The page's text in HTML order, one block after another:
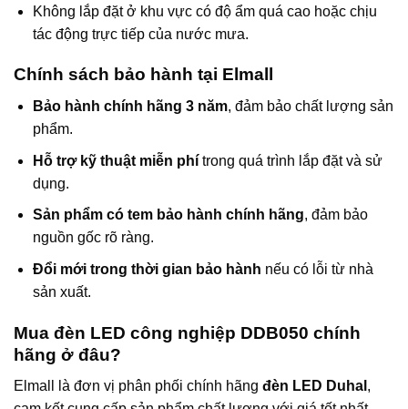
Không lắp đặt ở khu vực có độ ẩm quá cao hoặc chịu
tác động trực tiếp của nước mưa.
Chính sách bảo hành tại Elmall
Bảo hành chính hãng 3 năm, đảm bảo chất lượng sản
phẩm.
Hỗ trợ kỹ thuật miễn phítrong quá trình lắp đặt và sử
dụng.
Sản phẩm có tem bảo hành chính hãng, đảm bảo
nguồn gốc rõ ràng.
Đổi mới trong thời gian bảo hành nếu có lỗi từ nhà
sản xuất.
Mua đèn LED công nghiệp DDB050 chính
hãng ở đâu?
Elmall là đơn vị phân phối chính hãng đèn LED Duhal ,